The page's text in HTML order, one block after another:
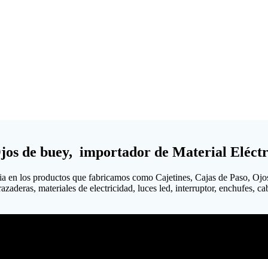
de buey, importador de Material
los productos que fabricamos como Cajetines, Cajas de Paso,
materiales de electricidad, luces led, interruptor, enchufes,